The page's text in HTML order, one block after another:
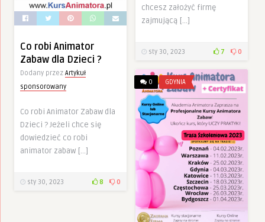
chcesz założyć firmę
zajmującą […]
sty 30, 2023 7 0
Co robi Animator
Zabaw dla Dzieci ?
Dodany przez Artykuł
sponsorowany
Co robi Animator Zabaw dla
Dzieci ? Jeżeli chce się
dowiedzieć co robi
animator zabaw […]
sty 30, 2023 8 0
0 GDYNIA